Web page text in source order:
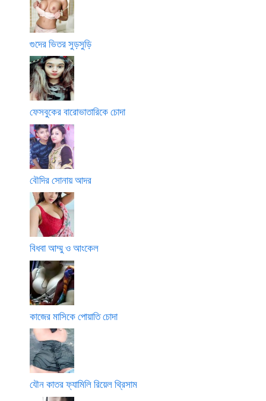
গুদের ভিতর সুড়সুড়ি
ফেসবুকের বারোভাতারিকে চোদা
বৌদির সোনায় আদর
বিধবা আম্মু ও আংকেল
কাজের মাসিকে পোয়াতি চোদা
যৌন কাতর ফ্যামিলি রিয়েল থ্রিসাম